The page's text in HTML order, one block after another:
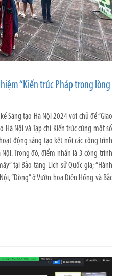
“Kiến trúc Pháp trong lòng
Sáng tạo Hà Nội 2024 với chủ đề “Giao
Hà Nội và Tạp chí Kiến trúc cùng một số
động sáng tạo kết nối các công trình
Trong đó, điểm nhấn là 3 công trình
tại Bảo tàng Lịch sử Quốc gia; “Hành
“Dòng” ở Vườn hoa Diên Hồng và Bắc